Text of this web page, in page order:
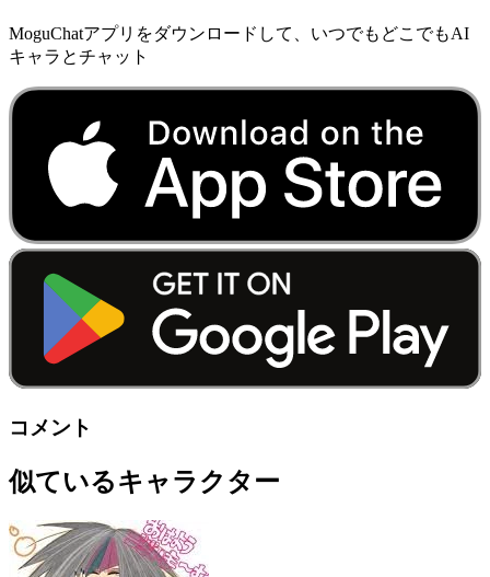
MoguChatアプリをダウンロードして、いつでもどこでもAI
キャラとチャット
コメント
似ているキャラクター